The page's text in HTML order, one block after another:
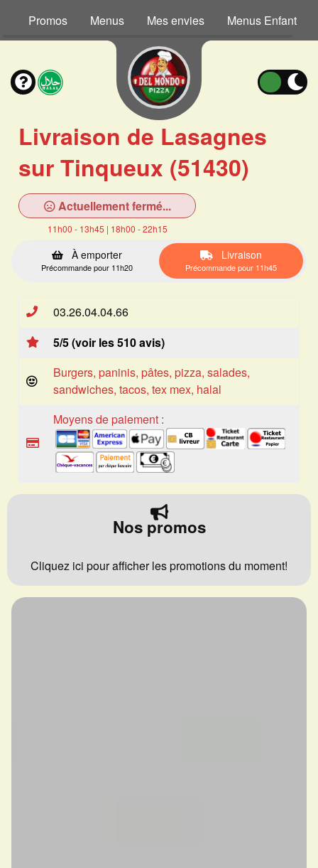
Promos Menus Mes envies Menus Enfant
Livraison de Lasagnes
sur Tinqueux (51430)
Actuellement fermé...
11h00 - 13h45 | 18h00 - 22h15
À emporter
Précommande pour 11h20
Livraison
Précommande pour 11h45
03.26.04.04.66
5/5 (voir les 510 avis)
Burgers, paninis, pâtes, pizza, salades,
sandwiches, tacos, tex mex, halal
Moyens de paiement :
Nos promos
Cliquez ici pour afficher les promotions du moment!